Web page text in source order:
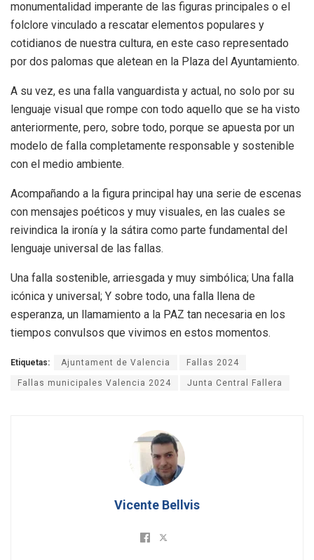
monumentalidad imperante de las figuras principales o el
folclore vinculado a rescatar elementos populares y
cotidianos de nuestra cultura, en este caso representado
por dos palomas que aletean en la Plaza del Ayuntamiento.
A su vez, es una falla vanguardista y actual, no solo por su
lenguaje visual que rompe con todo aquello que se ha visto
anteriormente, pero, sobre todo, porque se apuesta por un
modelo de falla completamente responsable y sostenible
con el medio ambiente.
Acompañando a la figura principal hay una serie de escenas
con mensajes poéticos y muy visuales, en las cuales se
reivindica la ironía y la sátira como parte fundamental del
lenguaje universal de las fallas.
Una falla sostenible, arriesgada y muy simbólica; Una falla
icónica y universal; Y sobre todo, una falla llena de
esperanza, un llamamiento a la PAZ tan necesaria en los
tiempos convulsos que vivimos en estos momentos.
Etiquetas: Ajuntament de Valencia Fallas 2024
Fallas municipales Valencia 2024 Junta Central Fallera
Vicente Bellvis